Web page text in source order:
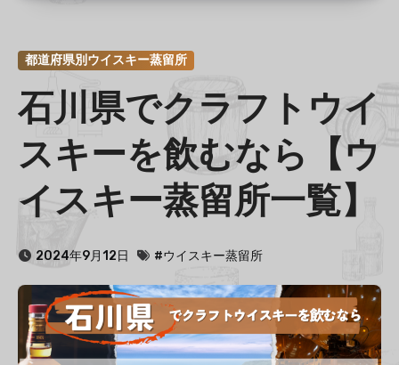
都道府県別ウイスキー蒸留所
石川県でクラフトウイ
スキーを飲むなら【ウ
イスキー蒸留所一覧】
2024年9月12日 #ウイスキー蒸留所